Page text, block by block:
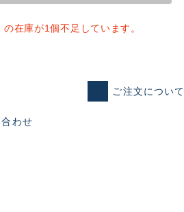
れた未使用
在庫が1個不足しています。
ご注文について
わせ